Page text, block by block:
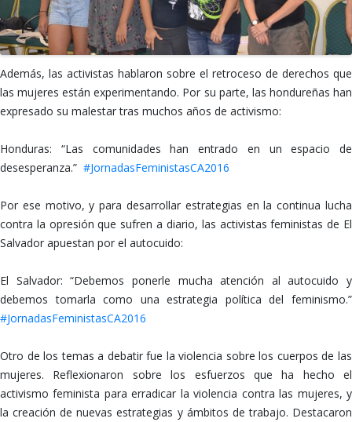
Además, las activistas hablaron sobre el retroceso de derechos que
las mujeres están experimentando. Por su parte, las hondureñas han
expresado su malestar tras muchos años de activismo:
Honduras: “Las comunidades han entrado en un espacio de
desesperanza.” ‪ #‎JornadasFeministasCA2016
Por ese motivo, y para desarrollar estrategias en la continua lucha
contra la opresión que sufren a diario, las activistas feministas de El
Salvador apuestan por el autocuido:
El Salvador: “Debemos ponerle mucha atención al autocuido y
debemos tomarla como una estrategia política del feminismo.”
‪#‎JornadasFeministasCA2016
Otro de los temas a debatir fue la violencia sobre los cuerpos de las
mujeres. Reflexionaron sobre los esfuerzos que ha hecho el
activismo feminista para erradicar la violencia contra las mujeres, y
la creación de nuevas estrategias y ámbitos de trabajo. Destacaron